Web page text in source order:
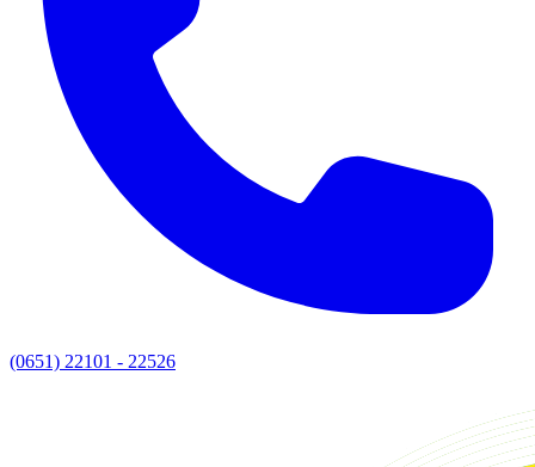
(0651) 22101 - 22526